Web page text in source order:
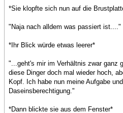
*Sie klopfte sich nun auf die
"Naja nach alldem was passiert ist...."
*Ihr Blick würde etwas leerer*
"...geht's mir im Verhältnis zwar ganz
diese Dinger doch mal wieder hoch,
Kopf. Ich habe nun meine Aufgabe
Daseinsberechtigung."
*Dann blickte sie aus dem Fenster*